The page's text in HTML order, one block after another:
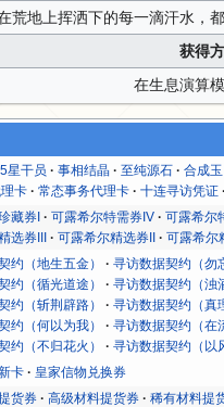
荒地上挥洒下的每一滴汗水，
获得
在生息演算
星干员 事相结晶 至纯源石 合成玉
卡 常态事务代理卡 十连寻访凭证
藏券I 可露希尔特需券IV 可露希尔
选券III
可露希尔精选券II 可露希尔
约（地生五金） 寻访数据契约（勿
约（循光道途）
寻访数据契约（浊
约（斩荆辟路）
寻访数据契约（真
约（何以为我）
寻访数据契约（在
约（不归花火）
寻访数据契约（以
卡
皇家信物兑换券
货券 高级材料提货券
稀有材料提